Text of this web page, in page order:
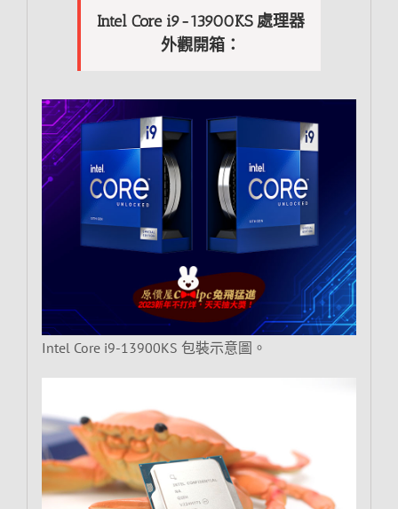
Intel Core i9-13900KS 處理器
外觀開箱：
Intel Core i9-13900KS 包裝示意圖。